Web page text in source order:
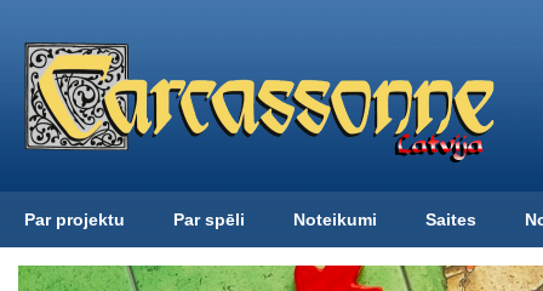
Par projektu Par spēli Noteikumi Saites